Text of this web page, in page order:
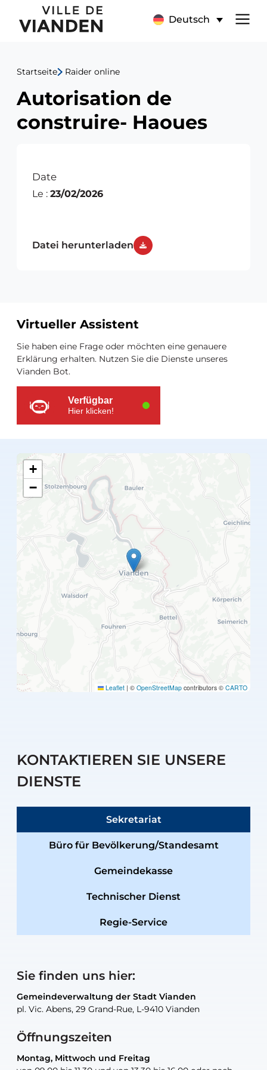
Autorisation
de
construire-
Haoues
Deutsch
Hauptnavigationsmenü
Startseite Raider online
Autorisation de
construire- Haoues
Date
Le : 23/02/2026
Datei herunterladen
Zusätzliche
Ressourcen
Virtueller Assistent
Sie haben eine Frage oder möchten eine genauere
Erklärung erhalten. Nutzen Sie die Dienste unseres
Vianden Bot.
Verfügbar
Hier klicken!
+
−
Leaflet | © OpenStreetMap contributors © CARTO
KONTAKTIEREN SIE UNSERE
DIENSTE
Sekretariat
Büro für Bevölkerung/Standesamt
Gemeindekasse
Technischer Dienst
Regie-Service
Sie finden uns hier:
Gemeindeverwaltung der Stadt Vianden
pl. Vic. Abens, 29 Grand-Rue, L-9410 Vianden
Öffnungszeiten
Montag, Mittwoch und Freitag
Gemeindeverwaltung der Stadt Vianden
pl. Vic. Abens, 29 Grand-Rue, L-9410 Vianden
Montag, Mittwoch und Freitag
Gemeindeverwaltung der Stadt Vianden
pl. Vic. Abens, 29 Grand-Rue, L-9410 Vianden
nur nach Vereinbarung
Gemeindeverwaltung der Stadt Vianden
pl. Vic. Abens, 29 Grand-Rue, L-9410 Vianden
nur nach Vereinbarung
Gemeindewerkstatt der Stadt Vianden
30, rue Neugarten, L-9422 Vianden
nur nach Vereinbarung